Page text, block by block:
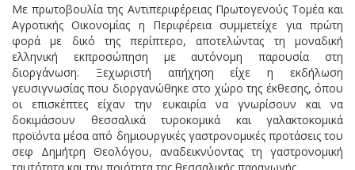
Με πρωτοβουλία της Αντιπεριφέρειας Πρωτογενούς Τομέα και
Αγροτικής Οικονομίας η Περιφέρεια συμμετείχε για πρώτη
φορά με δικό της περίπτερο, αποτελώντας τη μοναδική
ελληνική εκπροσώπηση με αυτόνομη παρουσία στη
διοργάνωση. Ξεχωριστή απήχηση είχε η εκδήλωση
γευσιγνωσίας που διοργανώθηκε στο χώρο της έκθεσης, όπου
οι επισκέπτες είχαν την ευκαιρία να γνωρίσουν και να
δοκιμάσουν θεσσαλικά τυροκομικά και γαλακτοκομικά
προϊόντα μέσα από δημιουργικές γαστρονομικές προτάσεις του
σεφ Δημήτρη Θεολόγου, αναδεικνύοντας τη γαστρονομική